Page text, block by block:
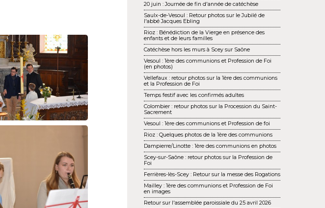
20 juin : Journée de fin d'année de catéchèse
Saulx-de-Vesoul : Retour photos sur le Jubilé de
l'abbé Jacques Ebling
Rioz : Bénédiction de la Vierge en présence des
enfants et de leurs familles
Catéchèse hors les murs à Scey sur Saône
Vesoul : 1ère des communions et Profession de Foi
(en photos)
Vellefaux : retour photos sur la 1ère des communions
et la Profession de Foi
Temps festif avec les confirmés adultes
Colombier : retour photos sur la Procession du Saint-
Sacrement
Vesoul : 1ère des communions et Profession de foi
Rioz : Quelques photos de la 1ère des communions
Dampierre/Linotte : 1ère des communions en photos
Scey-sur-Saône : retour photos sur la Profession de
Foi
Ferrières-lès-Scey : Retour sur la messe des Rogations
Mailley : 1ère des communions et Profession de Foi
en images
Retour sur l'assemblée paroissiale du 25 avril 2026